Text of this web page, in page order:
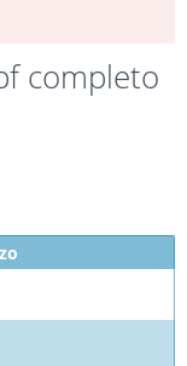
completo